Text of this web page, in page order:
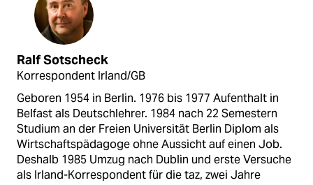
Ralf Sotscheck
Korrespondent Irland/GB
Geboren 1954 in Berlin. 1976 bis 1977 Aufenthalt in
Belfast als Deutschlehrer. 1984 nach 22 Semestern
Studium an der Freien Universität Berlin Diplom als
Wirtschaftspädagoge ohne Aussicht auf einen Job.
Deshalb 1985 Umzug nach Dublin und erste Versuche
als Irland-Korrespondent für die taz, zwei Jahre